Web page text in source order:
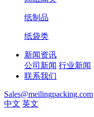
纸制品
纸袋类
新闻资讯
公司新闻 行业新闻
联系我们
Sales@meilingpacking.com
中文 英文